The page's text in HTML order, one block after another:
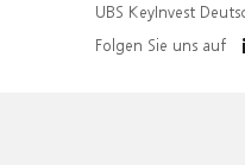
UBS KeyInvest
Folgen Sie uns auf